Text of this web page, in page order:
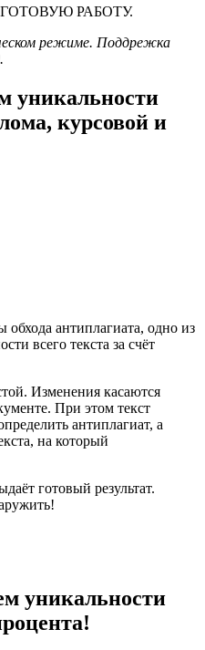
РАБОТУ.
режиме. Поддрежка
уникальности
курсовой и
антиплагиата, одно из
всего текста за счёт
Изменения касаются
При этом текст
антиплагиат, а
на который
готовый результат.
уникальности